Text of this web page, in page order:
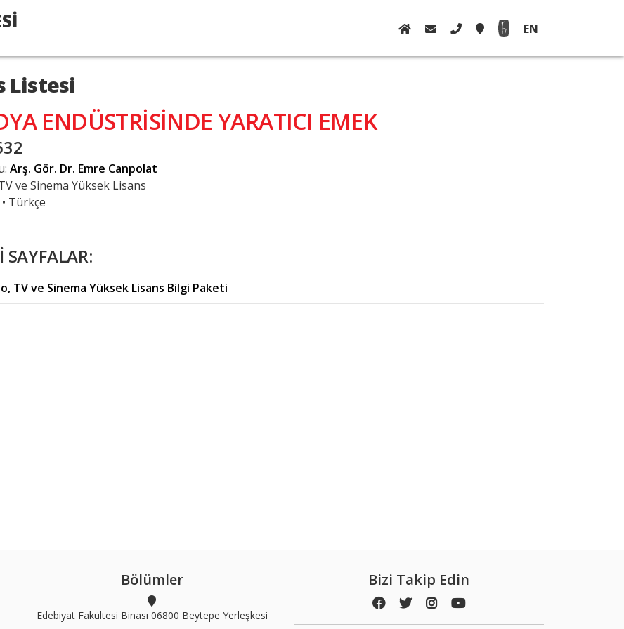
EN
Listesi
ENDÜSTRİSİNDE YARATICI EMEK
Arş. Gör. Dr. Emre Canpolat
ve Sinema Yüksek Lisans
• Türkçe
SAYFALAR:
TV ve Sinema Yüksek Lisans Bilgi Paketi
Bölümler
Edebiyat Fakültesi Binası 06800 Beytepe Yerleşkesi
Bizi Takip Edin